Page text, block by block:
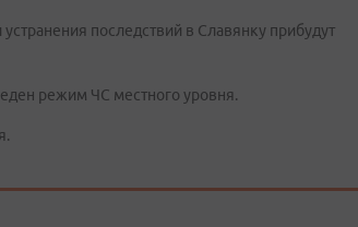
последствий в Славянку прибудут
режим ЧС местного уровня.